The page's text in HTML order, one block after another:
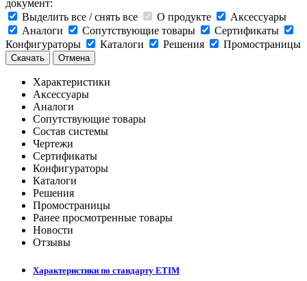
документ:
Выделить все / снять все
О продукте
Аксессуары
Аналоги
Сопутствующие товары
Сертификаты
Конфигураторы
Каталоги Решения Промостраницы
Скачать Отмена
Характеристики
Аксессуары
Аналоги
Сопутствующие товары
Состав системы
Чертежи
Сертификаты
Конфигураторы
Каталоги
Решения
Промостраницы
Ранее просмотренные товары
Новости
Отзывы
Характеристики по стандарту ETIM